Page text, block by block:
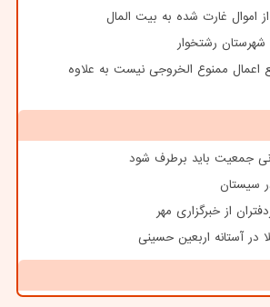
رشتخوار
اعمال ممنوع الخروجی نیست به علاوه
جمعیت باید برطرف شود
از خبرگزاری مهر
در آستانه اربعین حسینی